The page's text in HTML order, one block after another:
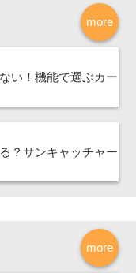
more
い！機能で選ぶカー
？サンキャッチャー
more